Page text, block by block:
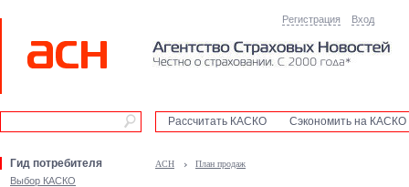
Вход
Регистрация
Рассчитать КАСКО Сэкономить на КАСКО
Гид потребителя
Выбор КАСКО
АСН План продаж